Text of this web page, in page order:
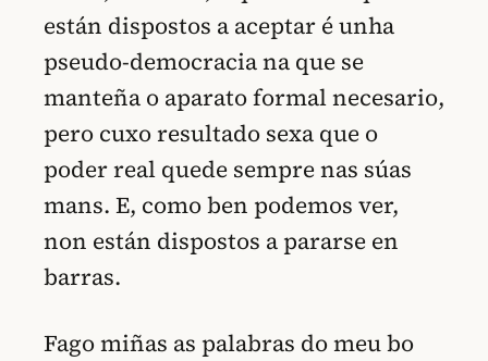
están dispostos a aceptar é unha
pseudo-democracia na que se
manteña o aparato formal necesario,
pero cuxo resultado sexa que o
poder real quede sempre nas súas
mans. E, como ben podemos ver,
non están dispostos a pararse en
barras.
Fago miñas as palabras do meu bo